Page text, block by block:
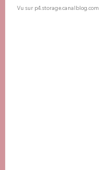
Vu sur p4.storage.canalblog.com